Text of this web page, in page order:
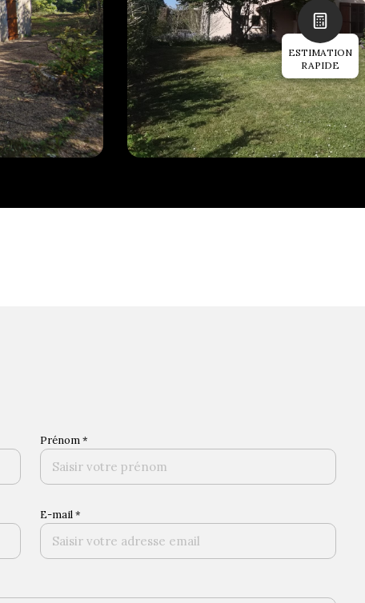
4
chambre(s)
152
m²
ESTIMATION
RAPIDE
Prénom *
E-mail *